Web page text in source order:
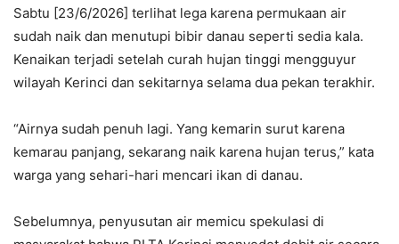
Sabtu [23/6/2026] terlihat lega karena permukaan air
sudah naik dan menutupi bibir danau seperti sedia kala.
Kenaikan terjadi setelah curah hujan tinggi mengguyur
wilayah Kerinci dan sekitarnya selama dua pekan terakhir.
“Airnya sudah penuh lagi. Yang kemarin surut karena
kemarau panjang, sekarang naik karena hujan terus,” kata
warga yang sehari-hari mencari ikan di danau.
Sebelumnya, penyusutan air memicu spekulasi di